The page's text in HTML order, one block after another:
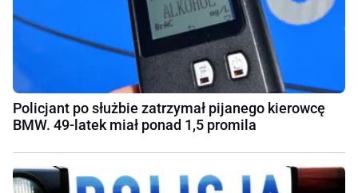
Policjant po służbie zatrzymał pijanego kierowcę
BMW. 49-latek miał ponad 1,5 promila